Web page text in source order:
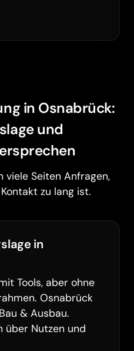
in Osnabrück:
und
viele Seiten Anfragen,
zu lang ist.
in
Tools, aber ohne
Osnabrück
& Ausbau.
über Nutzen und